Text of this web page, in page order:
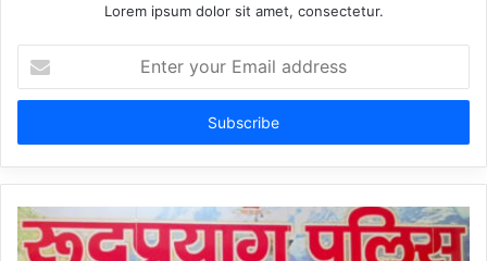
Lorem ipsum dolor sit amet, consectetur.
your
Email